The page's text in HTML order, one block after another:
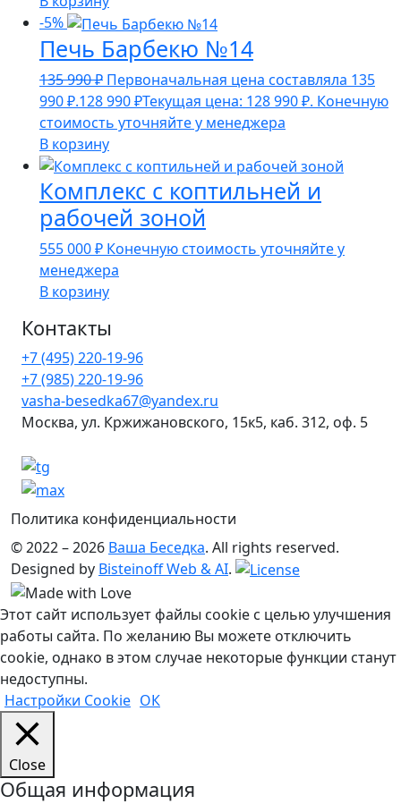
-5%
Печь Барбекю №14
135 990₽ Первоначальная цена составляла 135
990 ₽.128 990₽Текущая цена: 128 990 ₽. Конечную
стоимость уточняйте у менеджера
В корзину
Комплекс с коптильней и
рабочей зоной
555 000₽ Конечную стоимость уточняйте у
менеджера
В корзину
Контакты
+7 (495) 220-19-96
+7 (985) 220-19-96
vasha-besedka67@yandex.ru
Москва, ул. Кржижановского, 15к5, каб. 312, оф. 5
Политика конфиденциальности
© 2022 – 2026 Ваша Беседка. All rights reserved.
Designed by Bisteinoff Web & AI.
Этот сайт использует файлы cookie с целью улучшения
работы сайта. По желанию Вы можете отключить
cookie, однако в этом случае некоторые функции станут
недоступны.
Настройки Cookie ОК
Close
Общая информация